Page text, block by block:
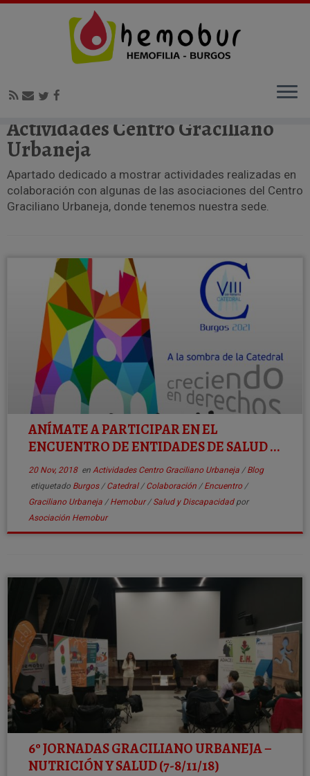
Inicio » Blog Actividades Centro Graciliano Urbaneja
Actividades Centro Graciliano
Urbaneja
Apartado dedicado a mostrar actividades realizadas en
colaboración con algunas de las asociaciones del Centro
Graciliano Urbaneja, donde tenemos nuestra sede.
ANÍMATE A PARTICIPAR EN EL
ENCUENTRO DE ENTIDADES DE SALUD ...
20 Nov, 2018en Actividades Centro Graciliano Urbaneja /Blog
etiquetado Burgos/Catedral/Colaboración /Encuentro /
Graciliano Urbaneja /Hemobur/Salud y Discapacidad por
Asociación Hemobur
6º JORNADAS GRACILIANO URBANEJA –
NUTRICIÓN Y SALUD (7-8/11/18)